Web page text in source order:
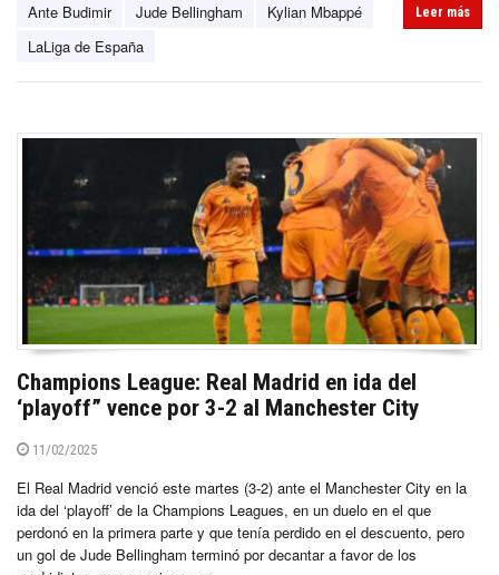
Ante Budimir Jude Bellingham
Kylian Mbappé
LaLiga de España
Leer más
Champions League: Real Madrid en ida del
‘playoff” vence por 3-2 al Manchester City
11/02/2025
El Real Madrid venció este martes (3-2) ante el Manchester City en la
ida del ‘playoff’ de la Champions Leagues, en un duelo en el que
perdonó en la primera parte y que tenía perdido en el descuento, pero
un gol de Jude Bellingham terminó por decantar a favor de los